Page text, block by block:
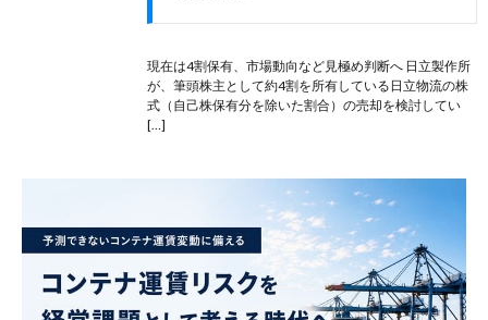
現在は4割保有、市場動向など見極め判断へ 日立製作所
が、筆頭株主として約4割を所有している日立物流の株
式（自己株保有分を除いた割合）の売却を検討してい
[…]